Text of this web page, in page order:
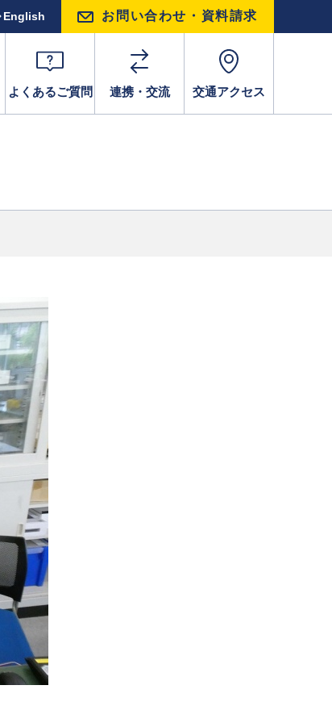
English お問い合わせ・資料請求
よくあるご質問 連携・交流 交通アクセス